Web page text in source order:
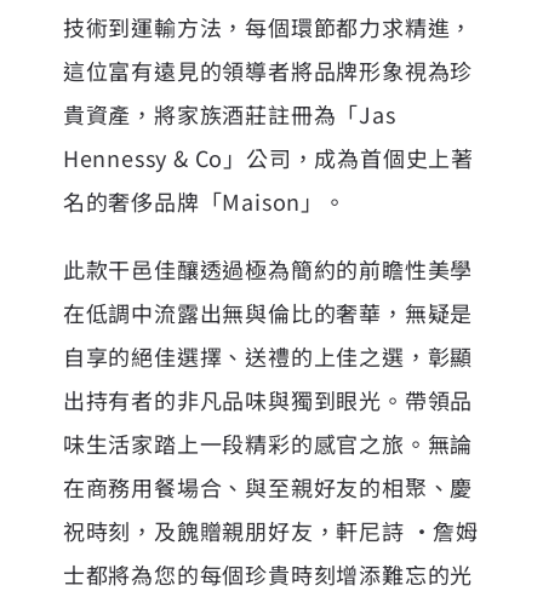
技術到運輸方法，每個環節都力求精進，
這位富有遠見的領導者將品牌形象視為珍
貴資產，將家族酒莊註冊為「Jas
Hennessy & Co」公司，成為首個史上著
名的奢侈品牌「Maison」。
此款干邑佳釀透過極為簡約的前瞻性美學
在低調中流露出無與倫比的奢華，無疑是
自享的絕佳選擇、送禮的上佳之選，彰顯
出持有者的非凡品味與獨到眼光。帶領品
味生活家踏上一段精彩的感官之旅。無論
在商務用餐場合、與至親好友的相聚、慶
祝時刻，及餽贈親朋好友，軒尼詩 ・詹姆
士都將為您的每個珍貴時刻增添難忘的光